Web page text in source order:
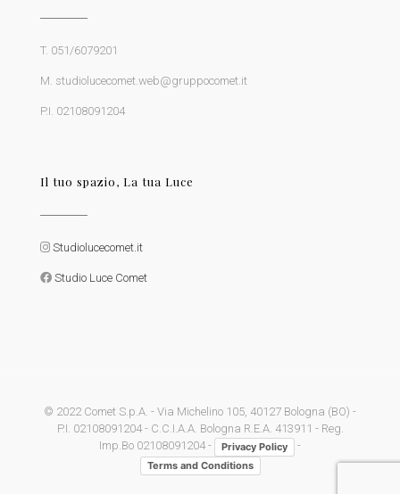
T. 051/6079201
M. studiolucecomet.web@gruppocomet.it
P.I. 02108091204
Il tuo spazio, La tua Luce
Studiolucecomet.it
Studio Luce Comet
© 2022 Comet S.p.A. - Via Michelino 105, 40127 Bologna (BO) -
P.I. 02108091204 - C.C.I.A.A. Bologna R.E.A. 413911 - Reg.
Imp.Bo 02108091204 -
Privacy Policy -
Terms and Conditions